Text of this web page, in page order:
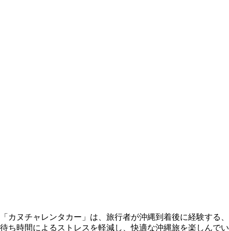
「カヌチャレンタカー」は、旅行者が沖縄到着後に経験する、
待ち時間によるストレスを軽減し、快適な沖縄旅を楽しんでい